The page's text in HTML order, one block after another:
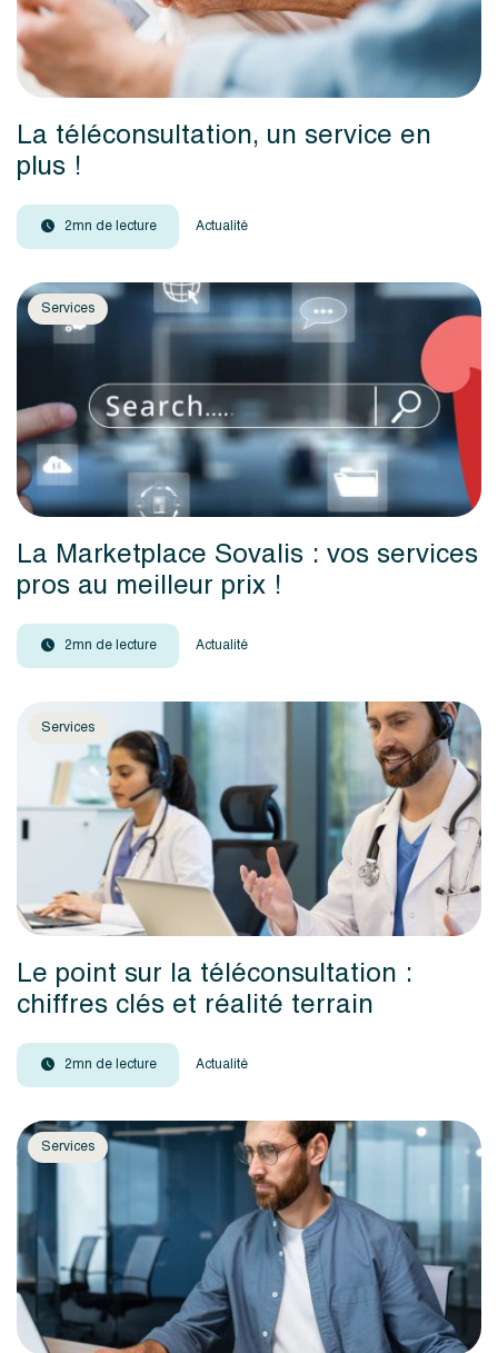
La téléconsultation, un service en
plus !
2mn de lecture Actualité
Services
La Marketplace Sovalis : vos services
pros au meilleur prix !
2mn de lecture Actualité
Services
Le point sur la téléconsultation :
chiffres clés et réalité terrain
2mn de lecture Actualité
Services